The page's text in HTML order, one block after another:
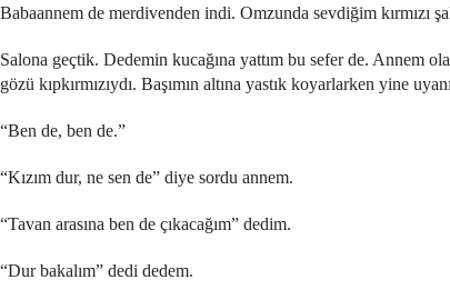
Babaannem de merdivenden indi. Omzunda sevdiğim kırmızı
Salona geçtik. Dedemin kucağına yattım bu sefer de. Annem
gözü kıpkırmızıydı. Başımın altına yastık koyarlarken yine
“Ben de, ben de.”
“Kızım dur, ne sen de” diye sordu annem.
“Tavan arasına ben de çıkacağım” dedim.
“Dur bakalım” dedi dedem.